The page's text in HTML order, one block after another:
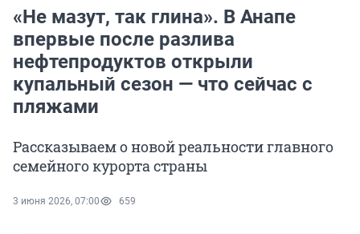
«Не мазут, так глина». В Анапе
впервые после разлива
нефтепродуктов открыли
купальный сезон — что сейчас с
пляжами
Рассказываем о новой реальности главного
семейного курорта страны
3 июня 2026, 07:00 659